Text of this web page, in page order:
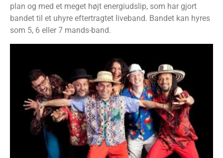
plan og med et meget højt energiudslip, som har gjort
bandet til et uhyre eftertragtet liveband. Bandet kan hyres
som 5, 6 eller 7 mands-band.